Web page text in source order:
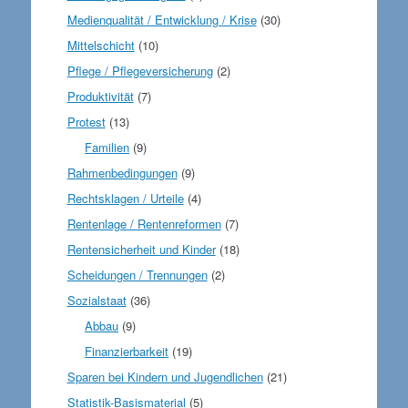
Medienqualität / Entwicklung / Krise(30)
Mittelschicht(10)
Pflege / Pflegeversicherung(2)
Produktivität(7)
Protest(13)
Familien (9)
Rahmenbedingungen(9)
Rechtsklagen / Urteile(4)
Rentenlage / Rentenreformen(7)
Rentensicherheit und Kinder(18)
Scheidungen / Trennungen(2)
Sozialstaat(36)
Abbau (9)
Finanzierbarkeit (19)
Sparen bei Kindern und Jugendlichen(21)
Statistik-Basismaterial (5)